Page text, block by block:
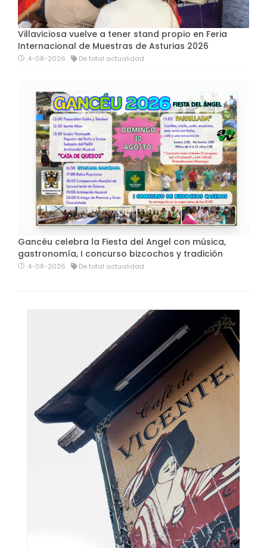
Villaviciosa vuelve a tener stand propio en Feria
Internacional de Muestras de Asturias 2026
4-08-2026 De total actualidad
Gancéu celebra la Fiesta del Angel con música,
gastronomía, I concurso bizcochos y tradición
4-08-2026 De total actualidad